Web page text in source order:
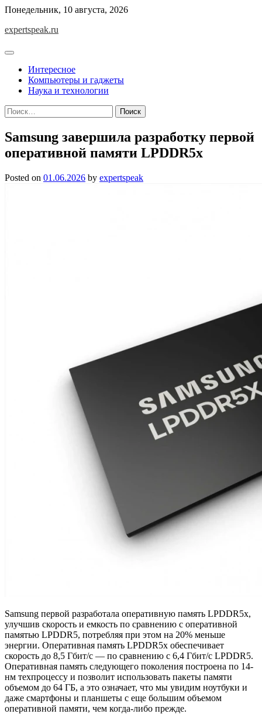
Skip
content
Понедельник, 10 августа, 2026
expertspeak.ru
Интересное
Компьютеры и гаджеты
Наука и технологии
Найти:
Samsung завершила разработку первой
оперативной памяти LPDDR5x
Posted on 01.06.2026 by expertspeak
Samsung первой разработала оперативную память LPDDR5x,
улучшив скорость и емкость по сравнению с оперативной
памятью LPDDR5, потребляя при этом на 20% меньше
энергии. Оперативная память LPDDR5x обеспечивает
скорость до 8,5 Гбит/с — по сравнению с 6,4 Гбит/с LPDDR5.
Оперативная память следующего поколения построена по 14-
нм техпроцессу и позволит использовать пакеты памяти
объемом до 64 ГБ, а это означает, что мы увидим ноутбуки и
даже смартфоны и планшеты с еще большим объемом
оперативной памяти, чем когда-либо прежде.